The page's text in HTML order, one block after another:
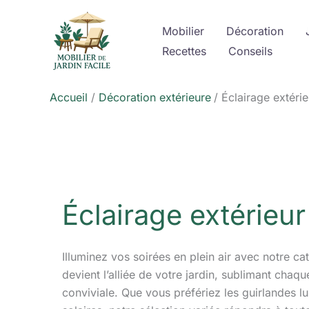
Mobilier Décoration
Recettes
Conseils
Accueil Décoration extérieure Éclairage
Éclairage extérieur
Illuminez vos soirées en plein air avec notre
devient l’alliée de votre jardin, sublimant
conviviale. Que vous préfériez les guirlandes